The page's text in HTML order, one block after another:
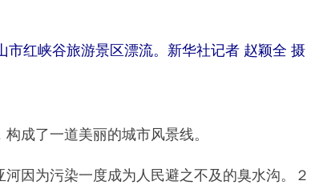
市红峡谷旅游景区漂流。新华社记者 赵颖全 摄
了一道美丽的城市风景线。
为污染一度成为人民避之不及的臭水沟。２